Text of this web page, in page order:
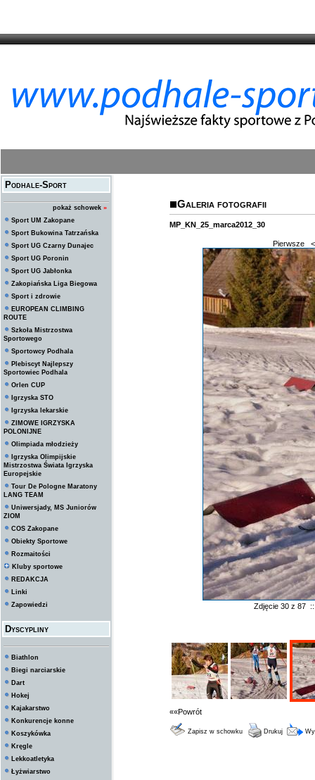
Podhale-Sport
pokaż schowek »
Sport UM Zakopane
Sport Bukowina Tatrzańska
Sport UG Czarny Dunajec
Sport UG Poronin
Sport UG Jabłonka
Zakopiańska Liga Biegowa
Sport i zdrowie
EUROPEAN CLIMBING
ROUTE
Szkoła Mistrzostwa
Sportowego
Sportowcy Podhala
Plebiscyt Najlepszy
Sportowiec Podhala
Orlen CUP
Igrzyska STO
Igrzyska lekarskie
ZIMOWE IGRZYSKA
POLONIJNE
Olimpiada młodzieży
Igrzyska Olimpijskie
Mistrzostwa Świata Igrzyska
Europejskie
Tour De Pologne Maratony
LANG TEAM
Uniwersjady, MS Juniorów
ZIOM
COS Zakopane
Obiekty Sportowe
Rozmaitości
Kluby sportowe
REDAKCJA
Linki
Zapowiedzi
Dyscypliny
Biathlon
Biegi narciarskie
Dart
Hokej
Kajakarstwo
Konkurencje konne
Koszykówka
Kręgle
Lekkoatletyka
Łyżwiarstwo
Galeria fotografii
MP_KN_25_marca2012_30
Pierwsze
Zdjęcie 30 z 87
««Powrót
Zapisz w schowku Drukuj